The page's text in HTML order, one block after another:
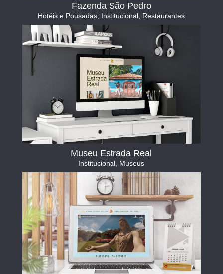
Fazenda São Pedro
Hotéis e Pousadas Institucional Restaurantes
Museu Estrada Real
Institucional Museus